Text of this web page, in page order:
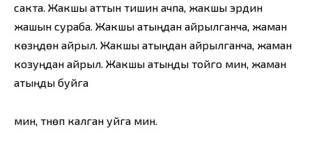
сакта. Жакшы аттын тишин ачпа, жакшы эрдин
жашын сураба. Жакшы атыңдан айрылганча, жаман
көзүңдөн айрыл. Жакшы атыңдан айрылганча, жаман
козуңдан айрыл. Жакшы атыңды тойго мин, жаман
атыңды буйга
мин, түнөп калган уйга мин.